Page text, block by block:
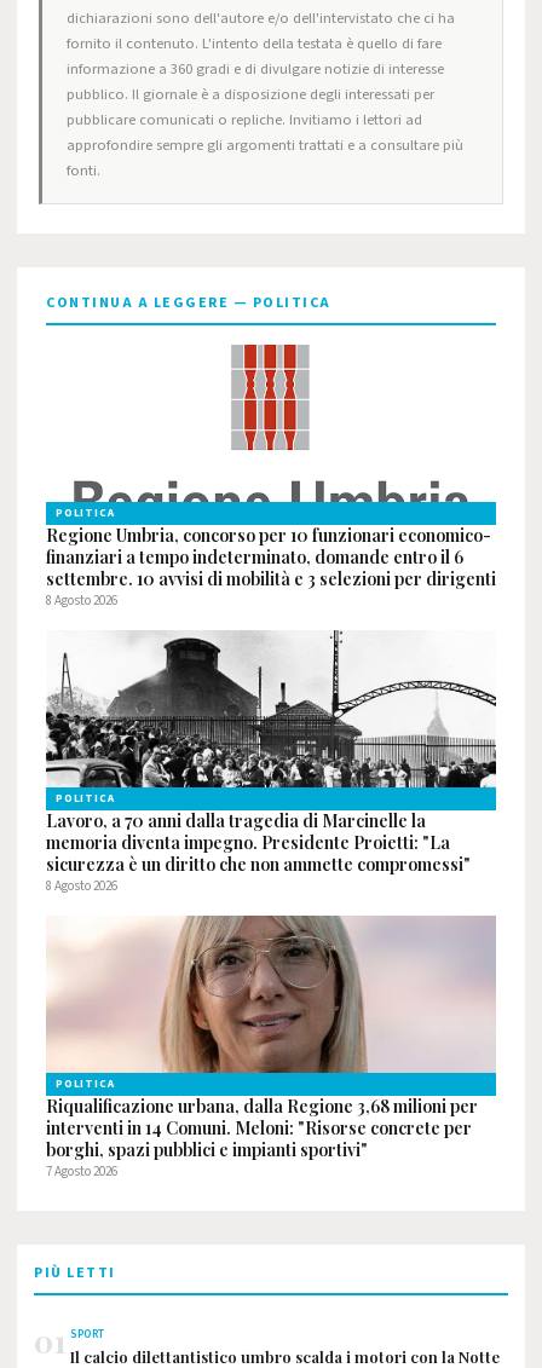
dichiarazioni sono dell'autore e/o dell'intervistato che ci ha
fornito il contenuto. L'intento della testata è quello di fare
informazione a 360 gradi e di divulgare notizie di interesse
pubblico. Il giornale è a disposizione degli interessati per
pubblicare comunicati o repliche. Invitiamo i lettori ad
approfondire sempre gli argomenti trattati e a consultare più
fonti.
CONTINUA A LEGGERE — POLITICA
POLITICA
Regione Umbria, concorso per 10 funzionari economico-
finanziari a tempo indeterminato, domande entro il 6
settembre. 10 avvisi di mobilità e 3 selezioni per dirigenti
8 Agosto 2026
POLITICA
Lavoro, a 70 anni dalla tragedia di Marcinelle la
memoria diventa impegno. Presidente Proietti: "La
sicurezza è un diritto che non ammette compromessi"
8 Agosto 2026
POLITICA
Riqualificazione urbana, dalla Regione 3,68 milioni per
interventi in 14 Comuni. Meloni: "Risorse concrete per
borghi, spazi pubblici e impianti sportivi"
7 Agosto 2026
PIÙ LETTI
01 SPORT
Il calcio dilettantistico umbro scalda i motori con la Notte